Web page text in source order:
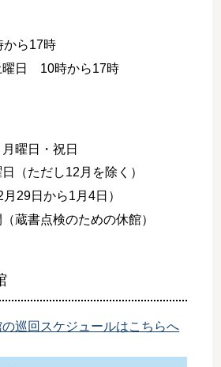
ら17時
曜日 10時から17時
曜日・祝日
（ただし12月を除く）
29日から1月4日）
蔵書点検のための休館）
巡回スケジュールはこちらへ